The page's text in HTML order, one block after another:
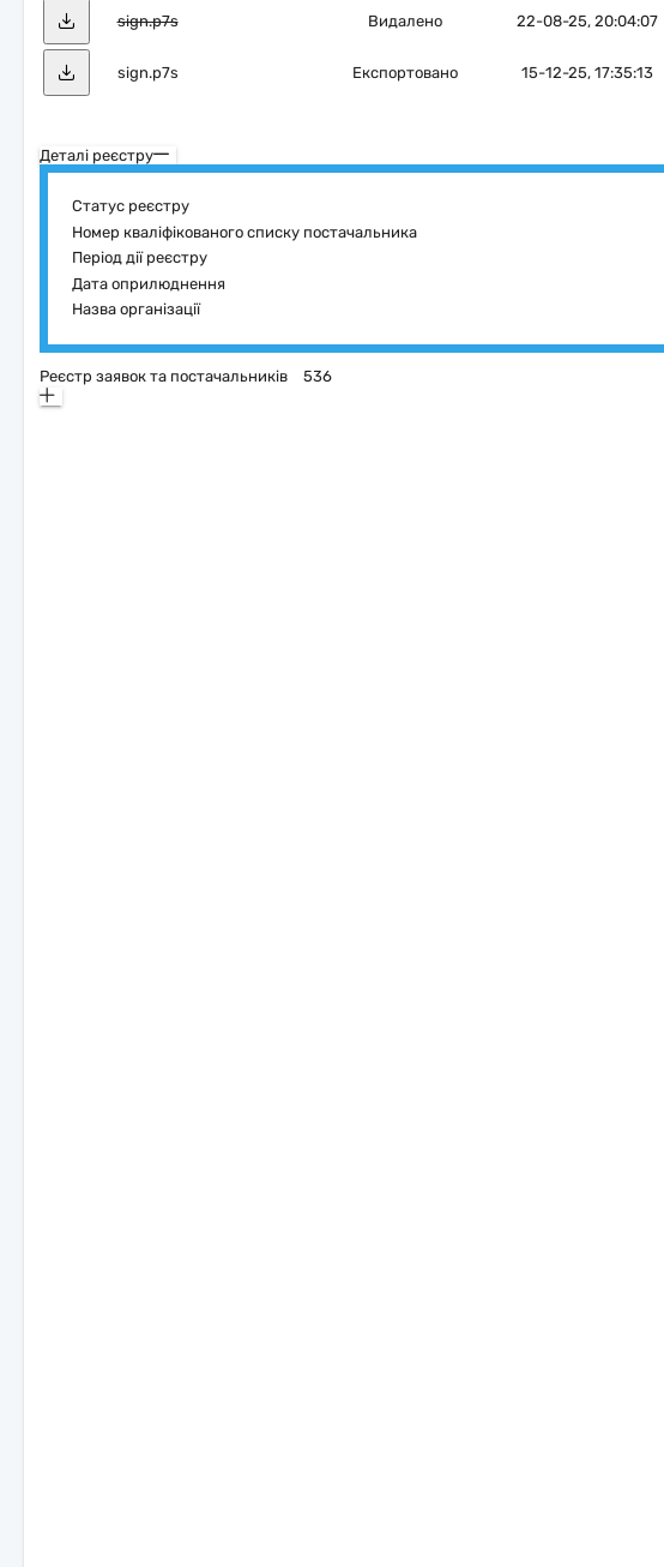
sign.p7s Видалено 22-08-25, 20:04:07
sign.p7s Експортовано 15-12-25, 17:35:13
Деталі реєстру
Статус реєстру
Номер кваліфікованого списку постачальника
Період дії реєстру
Дата оприлюднення
Назва організації
Реєстр заявок та постачальників 536